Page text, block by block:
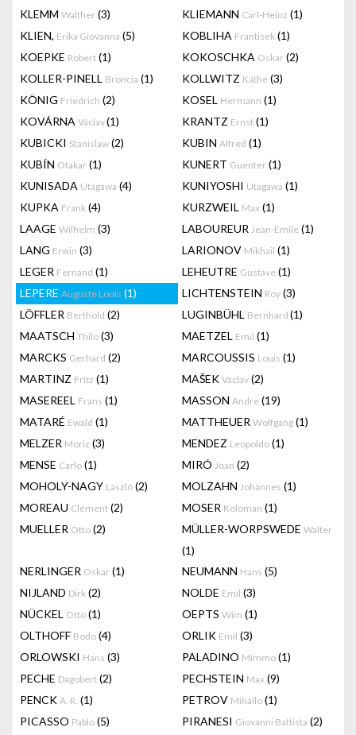
KLEMM Walther (3) KLIEMANN Carl-Heinz (1)
KLIEN, Erika Giovanna (5) KOBLIHA Frantisek (1)
KOEPKE Robert (1) KOKOSCHKA Oskar (2)
KOLLER-PINELL Broncia (1) KOLLWITZ Käthe (3)
KÖNIG Friedrich (2) KOSEL Hermann (1)
KOVÁRNA Václav(1) KRANTZ Ernst (1)
KUBICKI Stanislaw (2) KUBIN Alfred (1)
KUBÍN Otakar (1) KUNERT Guenter (1)
KUNISADA Utagawa (4) KUNIYOSHI Utagawa (1)
KUPKA Frank (4) KURZWEIL Max (1)
LAAGE Wilhelm (3) LABOUREUR Jean-Emile (1)
LANG Erwin (3) LARIONOV Mikhail (1)
LEGER Fernand (1) LEHEUTRE Gustave (1)
LEPERE Auguste Louis (1) LICHTENSTEIN Roy (3)
LÖFFLER Berthold (2) LUGINBÜHL Bernhard (1)
MAATSCH Thilo (3) MAETZEL Emil (1)
MARCKS Gerhard (2) MARCOUSSIS Louis (1)
MARTINZ Fritz (1) MAŠEK Václav (2)
MASEREEL Frans (1) MASSON Andre (19)
MATARÉ Ewald (1) MATTHEUER Wolfgang (1)
MELZER Moriz (3) MENDEZ Leopoldo (1)
MENSE Carlo (1) MIRÓ Joan (2)
MOHOLY-NAGY László (2) MOLZAHN Johannes (1)
MOREAU Clément (2) MOSER Koloman (1)
MUELLER Otto (2) MÜLLER-WORPSWEDE Walter
(1)
NERLINGER Oskar (1) NEUMANN Hans (5)
NIJLAND Dirk (2) NOLDE Emil (3)
NÜCKEL Otto (1) OEPTS Wim (1)
OLTHOFF Bodo (4) ORLIK Emil (3)
ORLOWSKI Hans (3) PALADINO Mimmo (1)
PECHE Dagobert (2) PECHSTEIN Max (9)
PENCK A. R. (1) PETROV Mihailo (1)
PICASSO Pablo (5) PIRANESI Giovanni Battista (2)